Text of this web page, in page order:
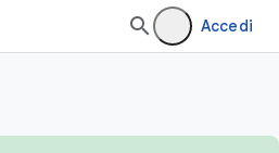
Accedi